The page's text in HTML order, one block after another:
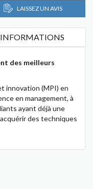
LAISSEZ UN AVIS
INFORMATIONS
des meilleurs
innovation (MPI) en
en management, à
ayant déjà une
des techniques